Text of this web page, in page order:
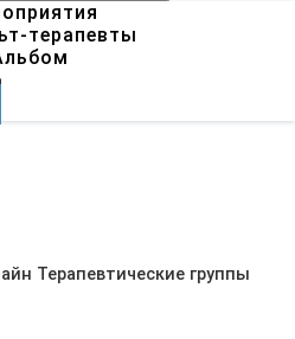
терапевты
Терапевтические группы